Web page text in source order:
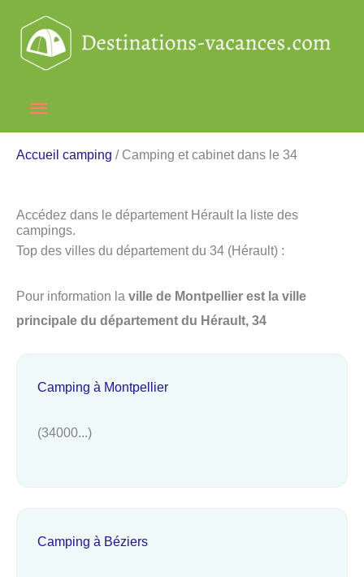
contenu
Menu
principal
Accueil camping / Camping et cabinet dans le 34
Accédez dans le département Hérault la liste des
campings.
Top des villes du département du 34 (Hérault) :
Pour information la ville de Montpellier est la ville
principale du département du Hérault, 34
Camping à Montpellier
(34000...)
Camping à Béziers